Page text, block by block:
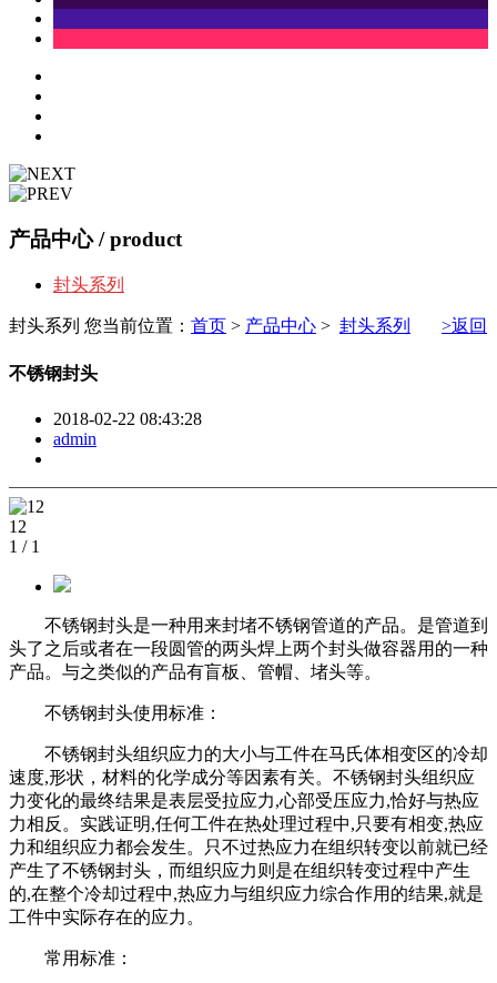
产品中心/ product
封头系列
封头系列 您当前位置： 首页 > 产品中心 > 封头系列 >返回
不锈钢封头
2018-02-22 08:43:28
admin
12
1 / 1
不锈钢封头是一种用来封堵不锈钢管道的产品。是管道到
头了之后或者在一段圆管的两头焊上两个封头做容器用的一种
产品。与之类似的产品有盲板、管帽、堵头等。
不锈钢封头使用标准：
不锈钢封头组织应力的大小与工件在马氏体相变区的冷却
速度,形状，材料的化学成分等因素有关。不锈钢封头组织应
力变化的最终结果是表层受拉应力,心部受压应力,恰好与热应
力相反。实践证明,任何工件在热处理过程中,只要有相变,热应
力和组织应力都会发生。只不过热应力在组织转变以前就已经
产生了不锈钢封头，而组织应力则是在组织转变过程中产生
的,在整个冷却过程中,热应力与组织应力综合作用的结果,就是
工件中实际存在的应力。
常用标准：